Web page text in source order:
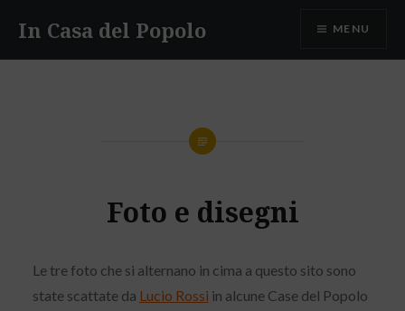
content
In Casa del Popolo MENU
Foto e disegni
Le tre foto che si alternano in cima a questo sito sono
state scattate da Lucio Rossi in alcune Case del Popolo